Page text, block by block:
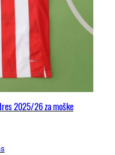
2025/26 za moške